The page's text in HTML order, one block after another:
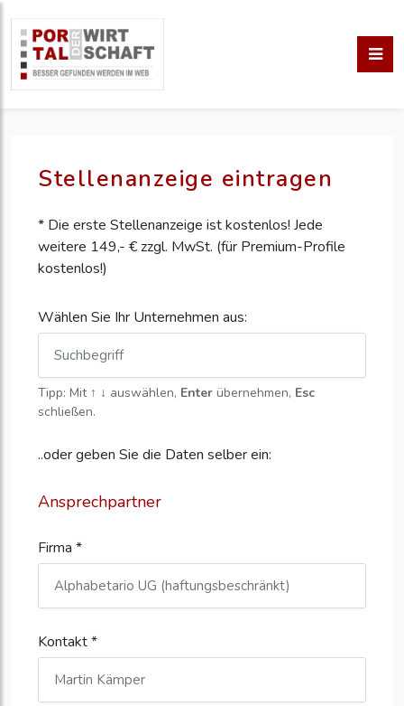
Stellenanzeige eintragen
* Die erste Stellenanzeige ist kostenlos! Jede
weitere 149,- € zzgl. MwSt. (für Premium-Profile
kostenlos!)
Wählen Sie Ihr Unternehmen aus:
Tipp: Mit ↑ ↓ auswählen, Enter übernehmen, Esc
schließen.
..oder geben Sie die Daten selber ein:
Ansprechpartner
Firma *
Kontakt *